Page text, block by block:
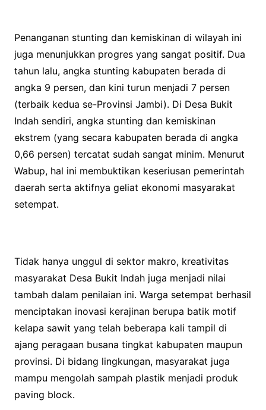
Penanganan stunting dan kemiskinan di wilayah ini
juga menunjukkan progres yang sangat positif. Dua
tahun lalu, angka stunting kabupaten berada di
angka 9 persen, dan kini turun menjadi 7 persen
(terbaik kedua se-Provinsi Jambi). Di Desa Bukit
Indah sendiri, angka stunting dan kemiskinan
ekstrem (yang secara kabupaten berada di angka
0,66 persen) tercatat sudah sangat minim. Menurut
Wabup, hal ini membuktikan keseriusan pemerintah
daerah serta aktifnya geliat ekonomi masyarakat
setempat.
Tidak hanya unggul di sektor makro, kreativitas
masyarakat Desa Bukit Indah juga menjadi nilai
tambah dalam penilaian ini. Warga setempat berhasil
menciptakan inovasi kerajinan berupa batik motif
kelapa sawit yang telah beberapa kali tampil di
ajang peragaan busana tingkat kabupaten maupun
provinsi. Di bidang lingkungan, masyarakat juga
mampu mengolah sampah plastik menjadi produk
paving block.